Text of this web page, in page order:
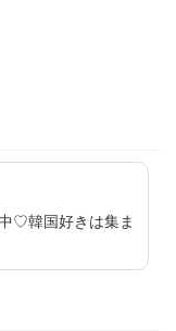
♡韓国好きは集ま